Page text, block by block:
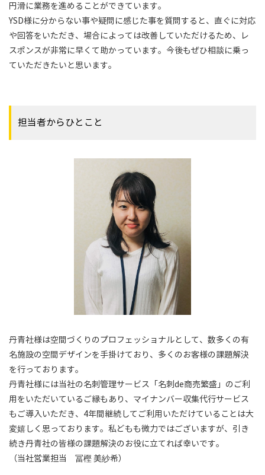
円滑に業務を進めることができています。
YSD様に分からない事や疑問に感じた事を質問すると、直ぐに対応
や回答をいただき、場合によっては改善していただけるため、レ
スポンスが非常に早くて助かっています。今後もぜひ相談に乗っ
ていただきたいと思います。
担当者からひとこと
丹青社様は空間づくりのプロフェッショナルとして、数多くの有
名施設の空間デザインを手掛けており、多くのお客様の課題解決
を行っております。
丹青社様には当社の名刺管理サービス「名刺de商売繁盛」のご利
用をいただいているご縁もあり、マイナンバー収集代行サービス
もご導入いただき、4年間継続してご利用いただけていることは大
変嬉しく思っております。私どもも微力ではございますが、引き
続き丹青社の皆様の課題解決のお役に立てれば幸いです。
（当社営業担当 冨樫 美紗希）